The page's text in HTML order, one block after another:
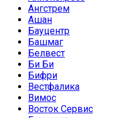
Ангстрем
Ашан
Бауцентр
Башмаг
Белвест
Би Би
Бифри
Вестфалика
Вимос
Восток Сервис